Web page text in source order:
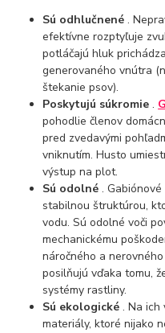
Sú odhlučnené .
efektívne rozptyľuje
potláčajú hluk
generovaného vnútra
štekanie psov).
Poskytujú súkromie .
pohodlie členov
pred zvedavými
vniknutím. Husto
výstup na plot.
Sú odolné .
stabilnou štruktúrou,
vodu. Sú odolné voči
mechanickému
náročného a
posilňujú vďaka tomu,
systémy rastliny.
Sú ekologické . Na ich
materiály, ktoré nijako